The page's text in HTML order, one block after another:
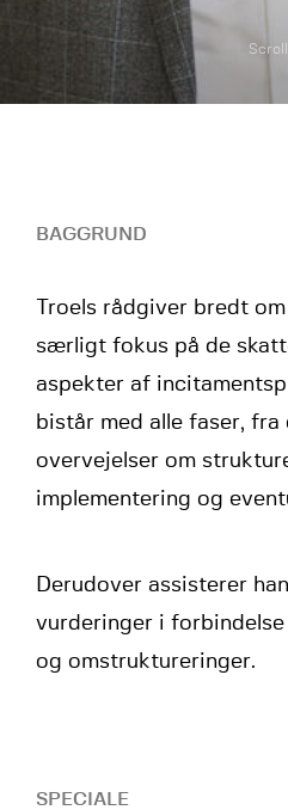
Scroll
BAGGRUND
Troels rådgiver bredt
særligt fokus på de
aspekter af
bistår med alle faser, fra
overvejelser om
implementering og
Derudover assisterer
vurderinger i
og omstruktureringer.
SPECIALE